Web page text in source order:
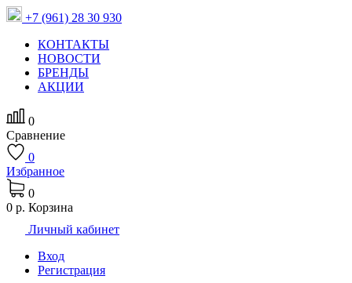
+7 (961) 28 30 930
КОНТАКТЫ
НОВОСТИ
БРЕНДЫ
АКЦИИ
0
Сравнение
0
Избранное
0
0 р. Корзина
Личный кабинет
Вход
Регистрация